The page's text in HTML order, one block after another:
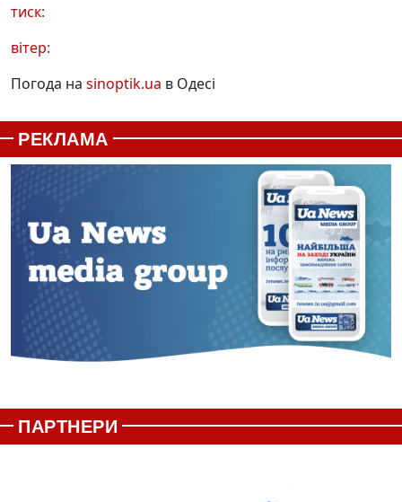
тиск:
вітер:
Погода на sinoptik.ua в Одесі
РЕКЛАМА
ПАРТНЕРИ